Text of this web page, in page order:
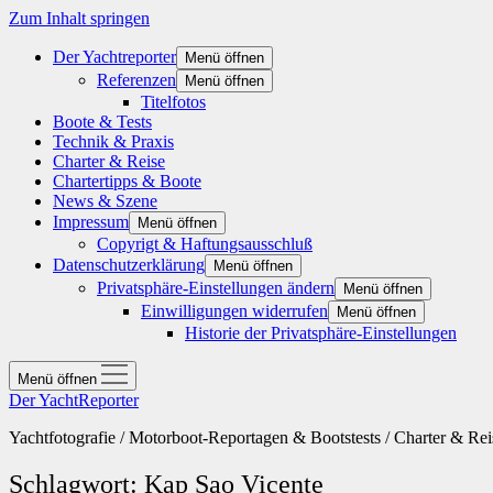
Zum Inhalt springen
Der Yachtreporter Menü öffnen
Referenzen Menü öffnen
Titelfotos
Boote & Tests
Technik & Praxis
Charter & Reise
Chartertipps & Boote
News & Szene
Impressum
Menü öffnen
Copyrigt & Haftungsausschluß
Datenschutzerklärung
Menü öffnen
Privatsphäre-Einstellungen ändern Menü öffnen
Einwilligungen widerrufen Menü öffnen
Historie der Privatsphäre-Einstellungen
Menü öffnen
Der YachtReporter
Yachtfotografie / Motorboot-Reportagen & Bootstests / Charter &
Schlagwort: Kap Sao Vicente